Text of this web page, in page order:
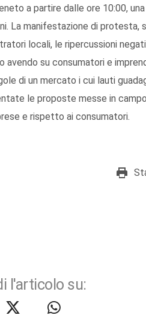
a partire dalle ore 10:00,
La manifestazione di protesta,
locali, le ripercussioni
su consumatori e
di un mercato i cui lauti
le proposte messe in
e rispetto ai consumatori.
l'articolo su: